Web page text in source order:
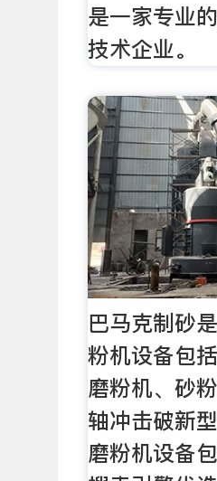
是一家专业
技术企业。
巴马克制砂
粉机设备包
磨粉机、砂
轴冲击破新
磨粉机设备